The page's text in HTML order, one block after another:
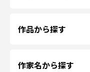
作品から探す
作家名から探す